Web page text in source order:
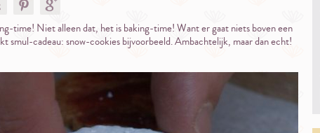
time! Niet alleen dat, het is baking-time! Want er gaat niets boven een
smul-cadeau: snow-cookies bijvoorbeeld. Ambachtelijk, maar dan echt!